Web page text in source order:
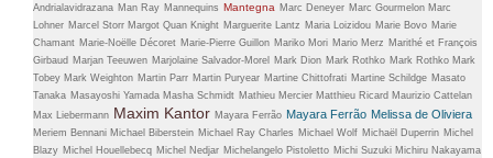
Andrialavidrazana Man Ray Mannequins Mantegna Marc Deneyer Marc Gourmelon Marc
Lohner Marcel Storr Margot Quan Knight Marguerite Lantz Maria Loizidou Marie Bovo Marie
Chamant Marie-Noëlle Décoret Marie-Pierre Guillon Mariko Mori Mario Merz Marithé et François
Girbaud Marjan Teeuwen Marjolaine Salvador-Morel Mark Dion Mark Rothko Mark Rothko Mark
Tobey Mark Weighton Martin Parr Martin Puryear Martine Chittofrati Martine Schildge Masato
Tanaka Masayoshi Yamada Masha Schmidt Mathieu Mercier Matthieu Ricard Maurizio Cattelan
Max Liebermann Maxim Kantor Mayara Ferrão Mayara Ferrão Melissa de Oliviera
Meriem Bennani Michael Biberstein Michael Ray Charles Michael Wolf Michaël Duperrin Michel
Blazy Michel Houellebecq Michel Nedjar Michelangelo Pistoletto Michi Suzuki Michiru Nakayama